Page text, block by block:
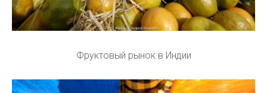
Фруктовый рынок в Индии